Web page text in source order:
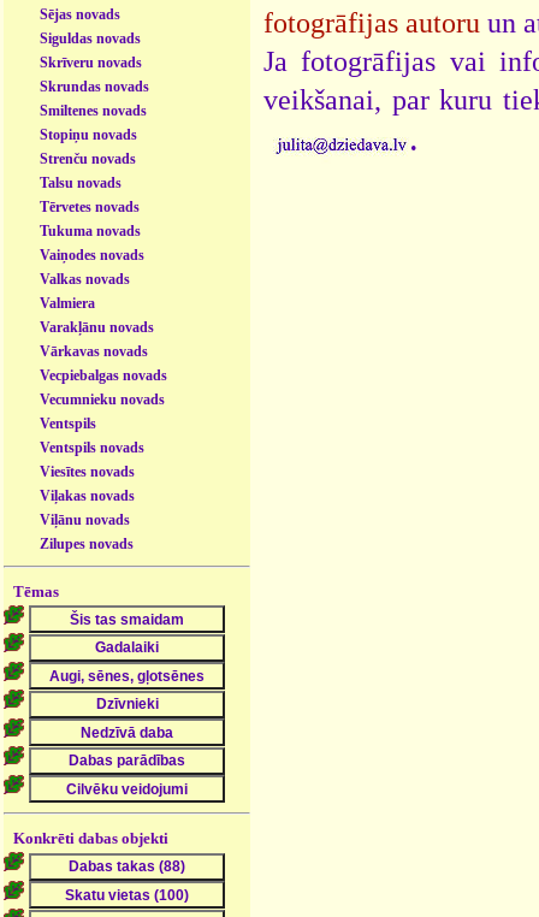
Sējas novads
Siguldas novads
Skrīveru novads
Skrundas novads
Smiltenes novads
Stopiņu novads
Strenču novads
Talsu novads
Tērvetes novads
Tukuma novads
Vaiņodes novads
Valkas novads
Valmiera
Varakļānu novads
Vārkavas novads
Vecpiebalgas novads
Vecumnieku novads
Ventspils
Ventspils novads
Viesītes novads
Viļakas novads
Viļānu novads
Zilupes novads
Tēmas
Konkrēti dabas objekti
fotogrāfijas autoru un
Ja fotogrāfijas vai
veikšanai, par kuru
.